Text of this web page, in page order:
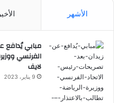
الأشهر
مبابي يُدافع
الفرنسي
لايف
9 يناير، 2023